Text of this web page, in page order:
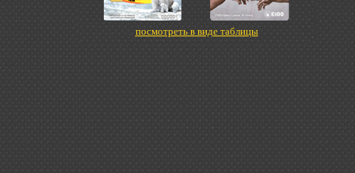
посмотреть в виде таблицы